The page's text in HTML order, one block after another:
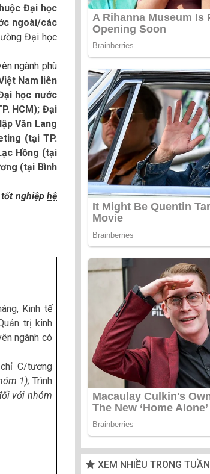
Đại học
ngoài/các
Đại học
ngành phù
Nam liên
học nước
HCM); Đại
Văn Lang
(tại TP.
Hồng (tại
(tại Bình
nghiệp hệ
Kinh tế
trị kinh
ngành có
C/tương
1); Trình
với nhóm
XEM NHIỀU TRONG TUẦN